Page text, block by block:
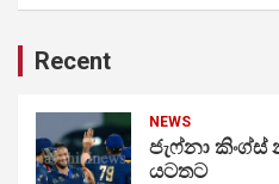
Recent
NEWS
ජැෆ්නා
යටතට